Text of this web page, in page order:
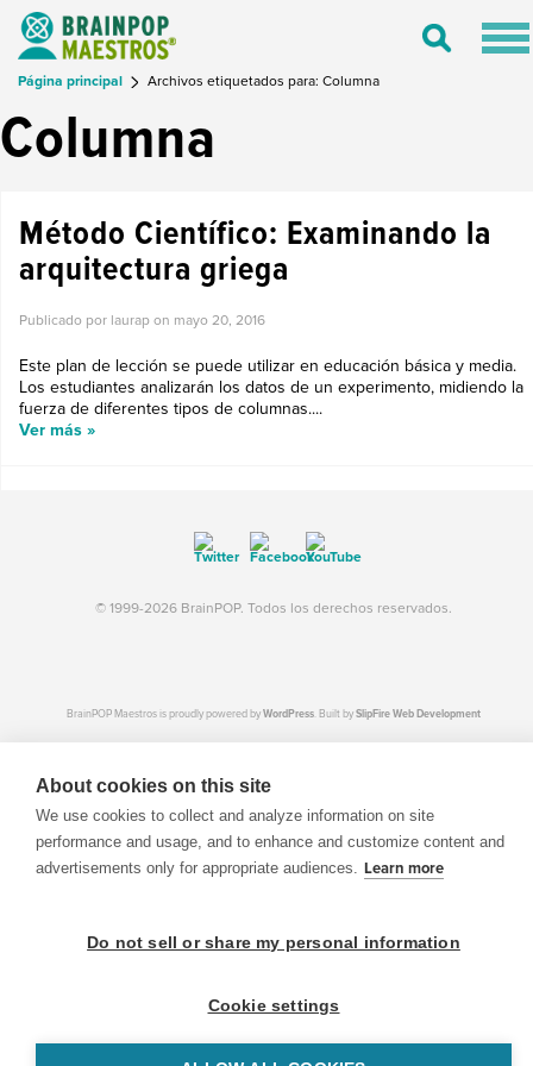
Toggle
Página principal Archivos etiquetados para: Columna
Columna
Método Científico: Examinando la
arquitectura griega
Publicado por laurap on mayo 20, 2016
Este plan de lección se puede utilizar en educación básica y media.
Los estudiantes analizarán los datos de un experimento, midiendo la
fuerza de diferentes tipos de columnas....
Ver más »
© 1999-2026 BrainPOP. Todos los derechos reservados.
BrainPOP Maestros is proudly powered byWordPress. Built bySlipFire Web Development
About cookies on this site
We use cookies to collect and analyze information on site
performance and usage, and to enhance and customize content and
advertisements only for appropriate audiences. Learn more
Do not sell or share my personal information
Cookie settings